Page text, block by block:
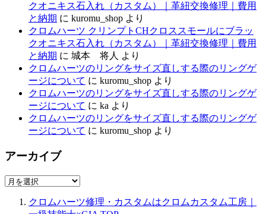
クオニキス石入れ（カスタム）｜革紐交換修理｜費用
と納期 に kuromu_shop より
クロムハーツ クリンプトCHクロススモールにブラッ
クオニキス石入れ（カスタム）｜革紐交換修理｜費用
と納期 に 城本 将人 より
クロムハーツのリングをサイズ直しする際のリングゲ
ージについて に kuromu_shop より
クロムハーツのリングをサイズ直しする際のリングゲ
ージについて に ka より
クロムハーツのリングをサイズ直しする際のリングゲ
ージについて に kuromu_shop より
アーカイブ
ア
クロムハーツ修理・カスタムはクロムカスタム工房｜